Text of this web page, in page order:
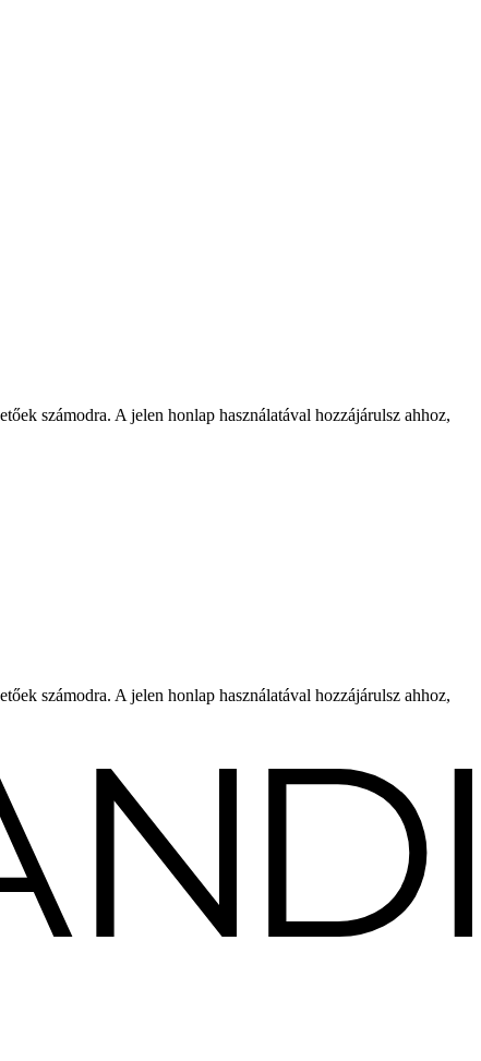
számodra. A jelen honlap használatával hozzájárulsz ahhoz,
számodra. A jelen honlap használatával hozzájárulsz ahhoz,